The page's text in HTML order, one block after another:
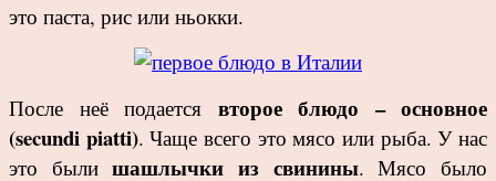
это паста, рис или ньокки.
После неё подается второе блюдо – основное
(secundi piatti). Чаще всего это мясо или рыба. У нас
это былишашлычки из свинины. Мясо было